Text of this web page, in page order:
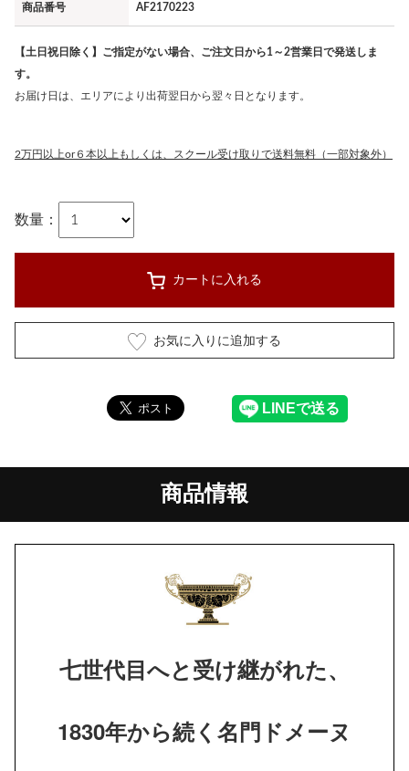
商品番号 AF2170223
【土日祝日除く】ご指定がない場合、ご注文日から1～2営業日で発送しま
す。
お届け日は、エリアにより出荷翌日から翌々日となります。
2万円以上or６本以上もしくは、スクール受け取りで送料無料（一部対象外）
数量：
カートに入れる
お気に入りに追加する
商品情報
七世代目へと受け継がれた、
1830年から続く名門ドメーヌ